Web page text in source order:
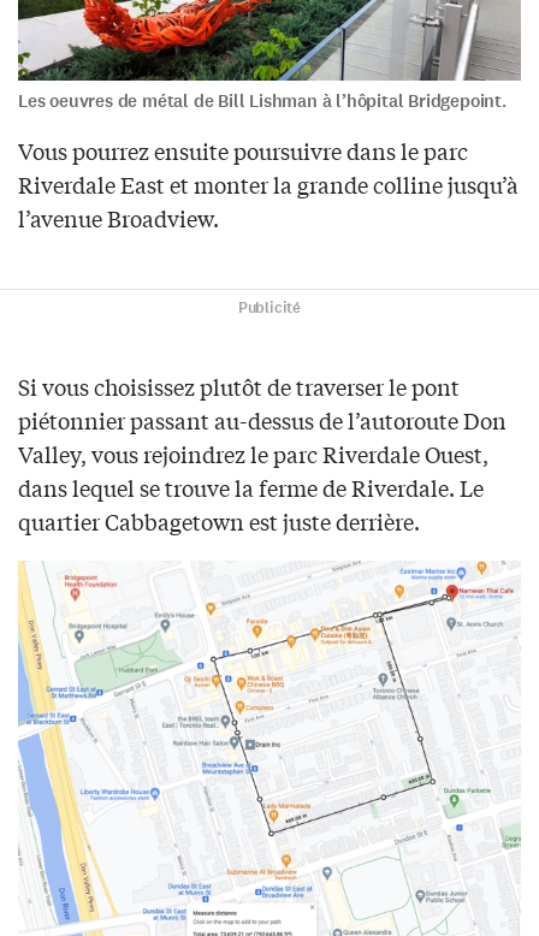
Les oeuvres de métal de Bill Lishman à l’hôpital Bridgepoint.
Vous pourrez ensuite poursuivre dans le parc
Riverdale East et monter la grande colline jusqu’à
l’avenue Broadview.
Publicité
Si vous choisissez plutôt de traverser le pont
piétonnier passant au-dessus de l’autoroute Don
Valley, vous rejoindrez le parc Riverdale Ouest,
dans lequel se trouve la ferme de Riverdale. Le
quartier Cabbagetown est juste derrière.